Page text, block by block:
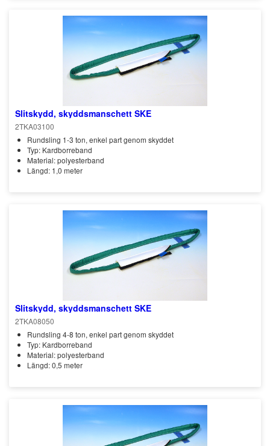
Slitskydd, skyddsmanschett SKE
2TKA03100
Rundsling 1-3 ton, enkel part genom skyddet
Typ: Kardborreband
Material: polyesterband
Längd: 1,0 meter
Slitskydd, skyddsmanschett SKE
2TKA08050
Rundsling 4-8 ton, enkel part genom skyddet
Typ: Kardborreband
Material: polyesterband
Längd: 0,5 meter